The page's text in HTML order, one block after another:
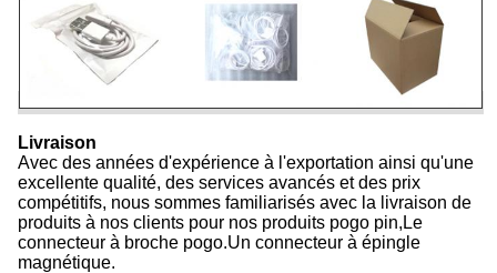
Livraison
Avec des années d'expérience à l'exportation ainsi qu'une
excellente qualité, des services avancés et des prix
compétitifs, nous sommes familiarisés avec la livraison de
produits à nos clients pour nos produits pogo pin,Le
connecteur à broche pogo.Un connecteur à épingle
magnétique.